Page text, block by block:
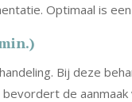
Optimaal is
Bij deze
de